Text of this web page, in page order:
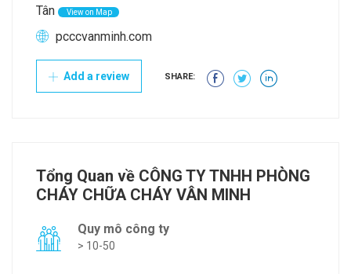
Tân
View on Map
pcccvanminh.com
Add a review SHARE:
Tổng Quan về CÔNG TY TNHH PHÒNG
CHÁY CHỮA CHÁY VÂN MINH
Quy mô công ty
> 10-50